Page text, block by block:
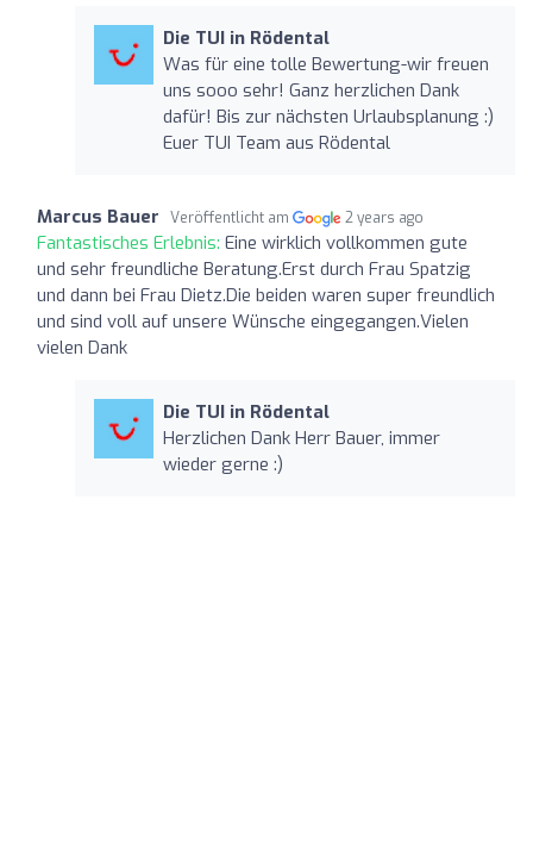
Die TUI in Rödental
Was für eine tolle Bewertung-wir freuen
uns sooo sehr! Ganz herzlichen Dank
dafür! Bis zur nächsten Urlaubsplanung :)
Euer TUI Team aus Rödental
Marcus Bauer Veröffentlicht am 2 years ago
Fantastisches Erlebnis: Eine wirklich vollkommen gute
und sehr freundliche Beratung.Erst durch Frau Spatzig
und dann bei Frau Dietz.Die beiden waren super freundlich
und sind voll auf unsere Wünsche eingegangen.Vielen
vielen Dank
Die TUI in Rödental
Herzlichen Dank Herr Bauer, immer
wieder gerne :)